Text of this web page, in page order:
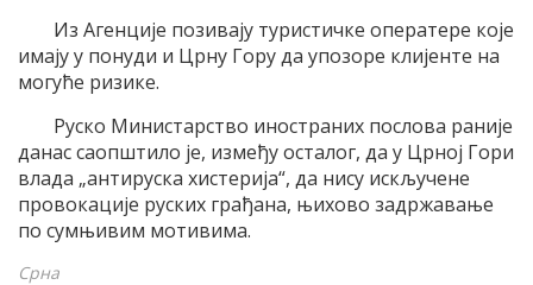
Из Агенције позивају туристичке оператере које
имају у понуди и Црну Гору да упозоре клијенте на
могуће ризике.
Руско Министарство иностраних послова раније
данас саопштило је, између осталог, да у Црној Гори
влада „антируска хистерија“, да нису искључене
провокације руских грађана, њихово задржавање
по сумњивим мотивима.
Срна